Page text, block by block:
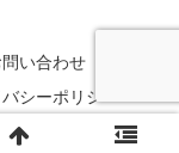
問い合わせ
シーポリシー
ン協会.